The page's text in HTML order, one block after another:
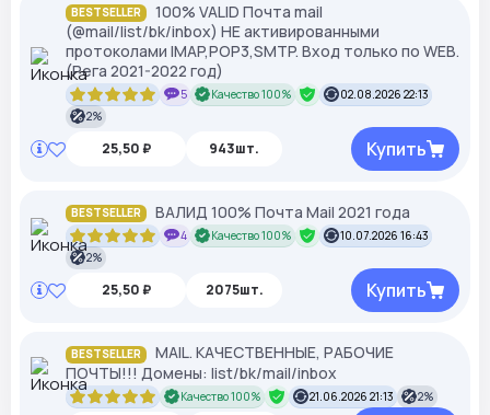
BESTSELLER
100% VALID Почта mail
(@mail/list/bk/inbox) НЕ активированными
протоколами IMAP,POP3,SMTP. Вход только по WEB.
(Рега 2021-2022 год)
5 Качество 100%
02.08.2026 22:13
2%
25,50 ₽ 943шт. Купить
BESTSELLER ВАЛИД 100% Почта Mail 2021 года
4 Качество 100%
10.07.2026 16:43
2%
25,50 ₽ 2075шт. Купить
BESTSELLER
MAIL. КАЧЕСТВЕННЫЕ, РАБОЧИЕ
ПОЧТЫ!!! Домены: list/bk/mail/inbox
Качество 100% 21.06.2026 21:13 2%